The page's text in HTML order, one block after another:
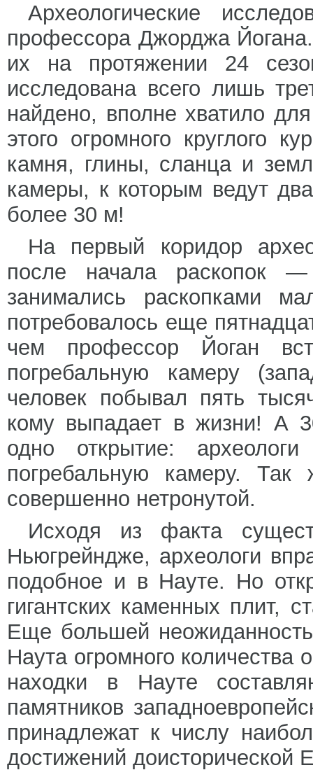
Археологические
профессора Джорджа
их на протяжении 24
исследована всего лишь
найдено, вполне хватило
этого огромного круглого
камня, глины, сланца и
камеры, к которым ведут
более 30 м!
На первый коридор
после начала раскопок
занимались раскопками
потребовалось еще
чем профессор Йоган
погребальную камеру
человек побывал пять
кому выпадает в жизни! А
одно открытие:
погребальную камеру.
совершенно нетронутой.
Исходя из факта
Ньюгрейндже, археологи
подобное и в Науте. Но
гигантских каменных плит,
Еще большей
Наута огромного
находки в Науте
памятников
принадлежат к числу
достижений доисторической